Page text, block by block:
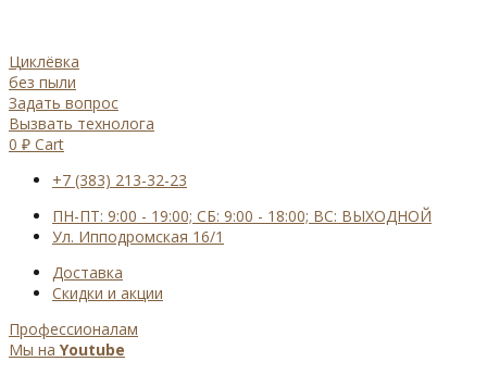
Циклёвка
без пыли
Задать вопрос
Вызвать технолога
0 ₽ Cart
+7 (383) 213-32-23
ПН-ПТ: 9:00 - 19:00; СБ: 9:00 - 18:00; ВС: ВЫХОДНОЙ
Ул. Ипподромская 16/1
Доставка
Cкидки и акции
Профессионалам
Мы на Youtube